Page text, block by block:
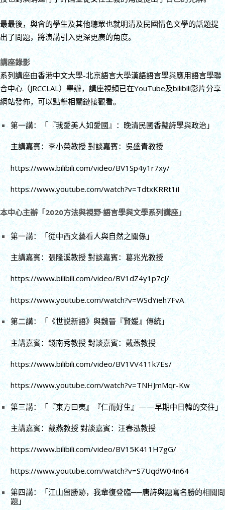
最最後，與會的學生及其他聽眾也就明清及民國情色文學的話題提
出了問題，將演講引入更深更廣的角度。
講座錄影
系列講座由香港中文大學-北京語言大學漢語語言學與應用語言學聯
合中心（JRCCLAL）舉辦，講座視頻已在YouTube及bilibili影片分享
網站發佈，可以點擊相關鏈接觀看。
第一講：「『我愛美人如愛國』：晚清民國香豔詩學與政治」
主講嘉賓：李小榮教授 對談嘉賓：吳盛青教授
https://www.bilibili.com/video/BV1Sp4y1r7xy/
https://www.youtube.com/watch?v=TdtxKRRt1iI
本中心主辦「2020方法與視野·語言學與文學系列講座」
第一講：「從中西文藝看人與自然之關係」
主講嘉賓：張隆溪教授 對談嘉賓：葛兆光教授
https://www.bilibili.com/video/BV1dZ4y1p7cJ/
https://www.youtube.com/watch?v=WSdYieh7FvA
第二講：「《世説新語》與魏晉『賢媛』傳統」
主講嘉賓：錢南秀教授 對談嘉賓：戴燕教授
https://www.bilibili.com/video/BV1VV411k7Es/
https://www.youtube.com/watch?v=TNHJmMqr-Kw
第三講：「『東方曰夷』『仁而好生』——早期中日韓的交往」
主講嘉賓：戴燕教授 對談嘉賓：汪春泓教授
https://www.bilibili.com/video/BV15K411H7gG/
https://www.youtube.com/watch?v=S7UqdW04n64
第四講：「江山留勝跡，我輩復登臨──唐詩與題寫名勝的相關問
題」